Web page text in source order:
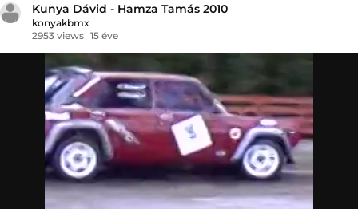
Kunya Dávid - Hamza Tamás 2010
konyakbmx
2953 views 15 éve